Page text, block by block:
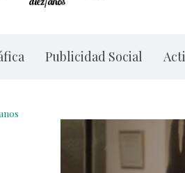
Publicidad Social